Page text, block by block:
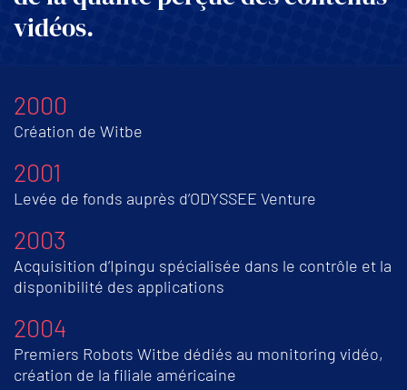
vidéos.
2000
Création de Witbe
2001
Levée de fonds auprès d’ODYSSEE Venture
2003
Acquisition d’Ipingu spécialisée dans le contrôle et la
disponibilité des applications
2004
Premiers Robots Witbe dédiés au monitoring vidéo,
création de la filiale américaine